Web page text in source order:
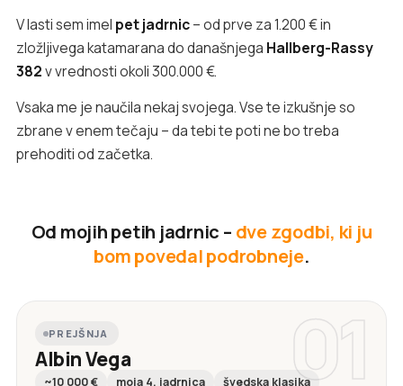
V lasti sem imel pet jadrnic– od prve za 1.200 € in
zložljivega katamarana do današnjega Hallberg-Rassy
382v vrednosti okoli 300.000 €.
Vsaka me je naučila nekaj svojega. Vse te izkušnje so
zbrane v enem tečaju – da tebi te poti ne bo treba
prehoditi od začetka.
Od mojih petih jadrnic – dve zgodbi, ki ju
bom povedal podrobneje.
01
PREJŠNJA
Albin Vega
~10 000 € moja 4. jadrnica švedska klasika